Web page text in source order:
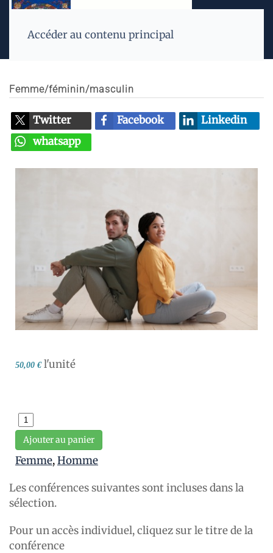
Accéder au contenu principal
Femme/féminin/masculin
Twitter Facebook
Linkedin
whatsapp
50,00 € l'unité
Ajouter au panier
Femme,Homme
Les conférences suivantes sont incluses dans la
sélection.
Pour un accès individuel, cliquez sur le titre de la
conférence